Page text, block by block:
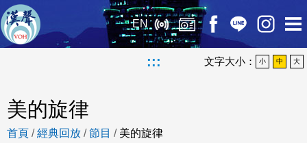
EN
::: 文字大小： 小 中 大
美的旋律
首頁 /經典回放 /節目 / 美的旋律